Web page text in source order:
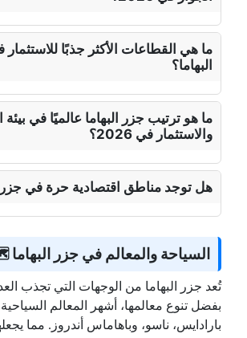
ما هي القطاعات الأكثر جذبًا
البهاما؟
ما هو ترتيب جزر البهاما عالميًا في بيئة
والاستثمار في 2026؟
هل توجد مناطق اقتصادية حرة في جزر
السياحة والمعالم في جزر
تُعد جزر البهاما من الوجهات التي تجذب
بفضل تنوع معالمها، أشهر المعالم
بارادايس، ناسو، وباهاماس أندروز. مما